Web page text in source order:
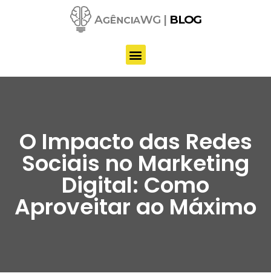
conteúdo
O Impacto das Redes
Sociais no Marketing
Digital: Como
Aproveitar ao Máximo